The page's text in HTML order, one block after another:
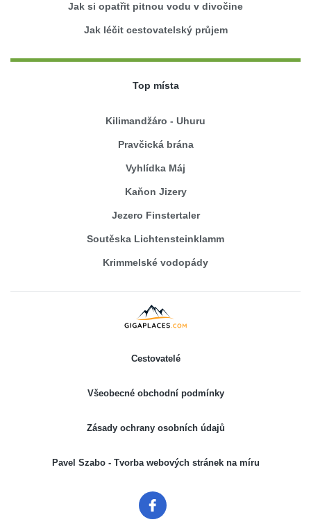
Jak si opatřit pitnou vodu v divočine
Jak léčit cestovatelský průjem
Top místa
Kilimandžáro - Uhuru
Pravčická brána
Vyhlídka Máj
Kaňon Jizery
Jezero Finstertaler
Soutěska Lichtensteinklamm
Krimmelské vodopády
Cestovatelé
Všeobecné obchodní podmínky
Zásady ochrany osobních údajů
Pavel Szabo - Tvorba webových stránek na míru